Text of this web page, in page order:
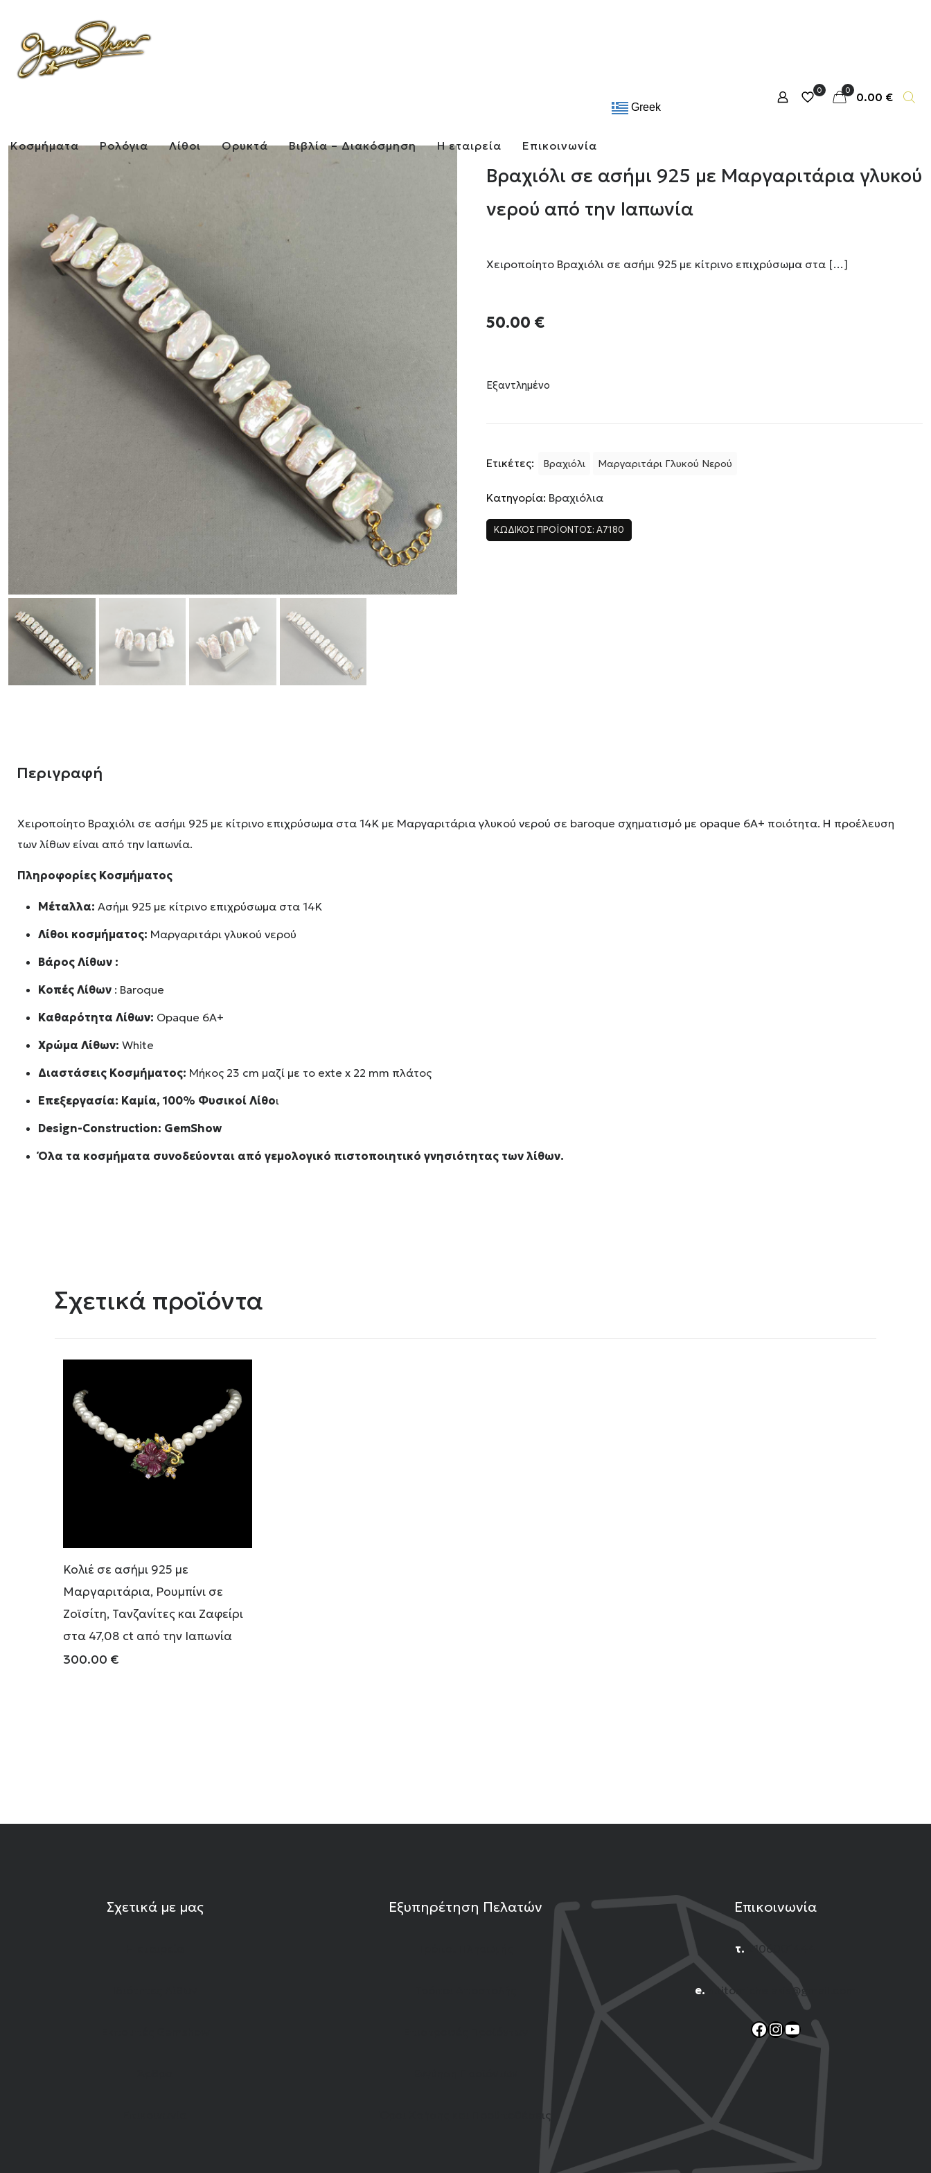
Κοσμήματα Ρολόγια Λίθοι Ορυκτά Βιβλία – Διακόσμηση Η εταιρεία Επικοινωνία
Greek
0 0 0.00 €
Βραχιόλι σε ασήμι 925 με Μαργαριτάρια γλυκού
νερού από την Ιαπωνία
Χειροποίητο Βραχιόλι σε ασήμι 925 με κίτρινο επιχρύσωμα στα […]
50.00 €
Εξαντλημένο
Ετικέτες: Βραχιόλι Μαργαριτάρι Γλυκού Νερού
Κατηγορία: Βραχιόλια
ΚΩΔΙΚΌΣ ΠΡΟΪΌΝΤΟΣ: A7180
Περιγραφή
Χειροποίητο Βραχιόλι σε ασήμι 925 με κίτρινο επιχρύσωμα στα 14Κ με Μαργαριτάρια γλυκού νερού σε baroque σχηματισμό με opaque 6A+ ποιότητα. Η προέλευση
των λίθων είναι από την Ιαπωνία.
Πληροφορίες Κοσμήματος
Μέταλλα: Ασήμι 925 με κίτρινο επιχρύσωμα στα 14Κ
Λίθοι κοσμήματος: Μαργαριτάρι γλυκού νερού
Βάρος Λίθων :
Κοπές Λίθων : Baroque
Καθαρότητα Λίθων: Opaque 6A+
Χρώμα Λίθων:White
Διαστάσεις Κοσμήματος: Μήκος 23 cm μαζί με το exte x 22 mm πλάτος
Επεξεργασία: Καμία, 100% Φυσικοί Λίθοι
Design-Construction: GemShow
Όλα τα κοσμήματα συνοδεύονται από γεμολογικό πιστοποιητικό γνησιότητας των λίθων.
Σχετικά προϊόντα
Κολιέ σε ασήμι 925 με
Μαργαριτάρια, Ρουμπίνι σε
Ζοϊσίτη, Τανζανίτες και Ζαφείρι
στα 47,08 ct από την Ιαπωνία
300.00 €
Σχετικά με μας Εξυπηρέτηση Πελατών
Όροι Χρήσης και Προϋποθέσεις
Επικοινωνία
τ. 2106001444
e. n.titomichelakis@gmail.com
Facebook
Instagram
YouTube